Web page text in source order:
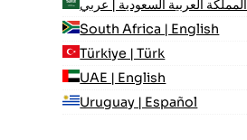
المملكة العربية السعودية | عربي
South Africa | English
Türkiye | Türk
UAE | English
Uruguay | Español